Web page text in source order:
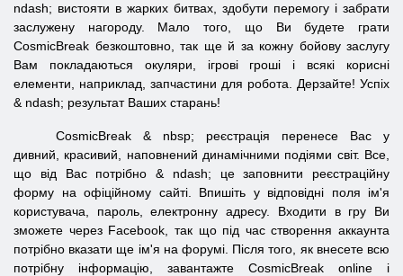
ndash; вистояти в жарких битвах, здобути перемогу і забрати
заслужену нагороду. Мало того, що Ви будете грати
CosmicBreak безкоштовно, так ще й за кожну бойову заслугу
Вам покладаються окуляри, ігрові гроші і всякі корисні
елементи, наприклад, запчастини для робота. Дерзайте! Успіх
& ndash; результат Ваших старань!
CosmicBreak & nbsp; реєстрація перенесе Вас у
дивний, красивий, наповнений динамічними подіями світ. Все,
що від Вас потрібно & ndash; це заповнити реєстраційну
форму на офіційному сайті. Впишіть у відповідні поля ім'я
користувача, пароль, електронну адресу. Входити в гру Ви
зможете через Facebook, так що під час створення аккаунта
потрібно вказати ще ім'я на форумі. Після того, як внесете всю
потрібну інформацію, завантажте CosmicBreak online і